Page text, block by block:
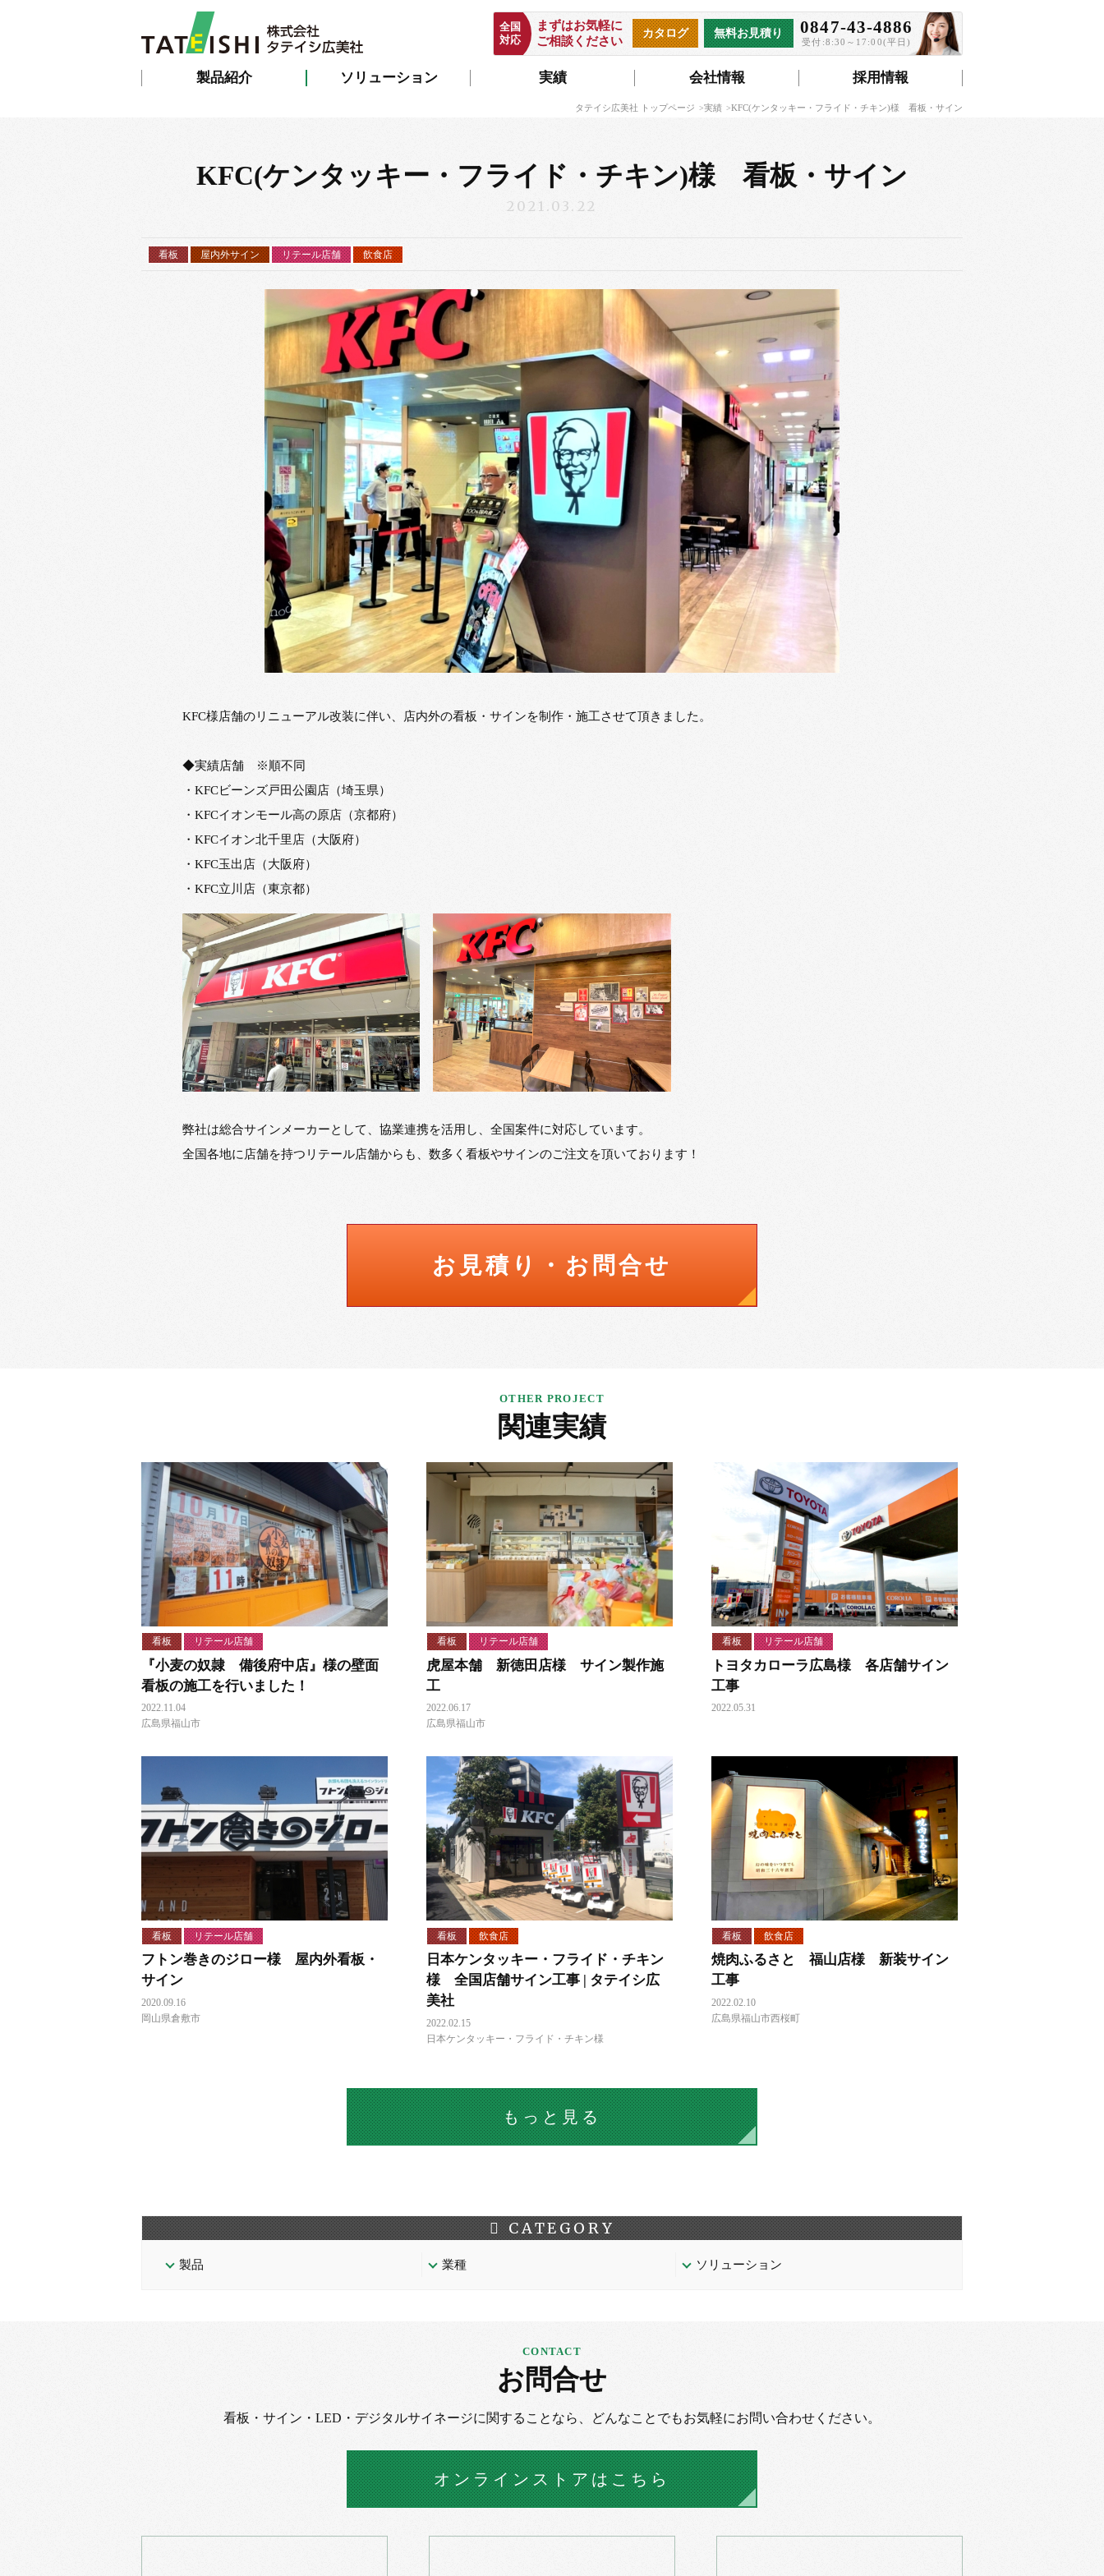
製品紹介 ソリューション 実績 会社情報 採用情報
0847-43-4886
受付:8:30～17:00(平日)
無料お見積り
カタログ
まずはお気軽に
ご相談ください
全国
対応
タテイシ広美社 トップページ 実績 KFC(ケンタッキー・フライド・チキン)様 看板・サイン
KFC(ケンタッキー・フライド・チキン)様 看板・サイン
2021.03.22
看板 屋内外サイン リテール店舗 飲食店
KFC様店舗のリニューアル改装に伴い、店内外の看板・サインを制作・施工させて頂きました。
◆実績店舗 ※順不同
・KFCビーンズ戸田公園店（埼玉県）
・KFCイオンモール高の原店（京都府）
・KFCイオン北千里店（大阪府）
・KFC玉出店（大阪府）
・KFC立川店（東京都）
弊社は総合サインメーカーとして、協業連携を活用し、全国案件に対応しています。
全国各地に店舗を持つリテール店舗からも、数多く看板やサインのご注文を頂いております！
お見積り・お問合せ
関連実績
看板 リテール店舗
『小麦の奴隷 備後府中店』様の壁面
看板の施工を行いました！
2022.11.04
広島県福山市
看板 リテール店舗
虎屋本舗 新徳田店様 サイン製作施
工
2022.06.17
広島県福山市
看板 リテール店舗
トヨタカローラ広島様 各店舗サイン
工事
2022.05.31
看板 リテール店舗
フトン巻きのジロー様 屋内外看板・
サイン
2020.09.16
岡山県倉敷市
看板 飲食店
日本ケンタッキー・フライド・チキン
様 全国店舗サイン工事 | タテイシ広
美社
2022.02.15
日本ケンタッキー・フライド・チキン様
看板 飲食店
焼肉ふるさと 福山店様 新装サイン
工事
2022.02.10
広島県福山市西桜町
もっと見る
CATEGORY
製品 業種 ソリューション
お問合せ
看板・サイン・LED・デジタルサイネージに関することなら、 どんなことでもお気軽にお問い合わせください。
オンラインストアはこちら